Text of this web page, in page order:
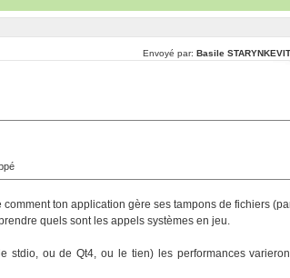
Envoyé par: Basile
ton application gère ses tampons de fichiers
quels sont les appels systèmes en jeu.
stdio, ou de Qt4, ou le tien) les performances